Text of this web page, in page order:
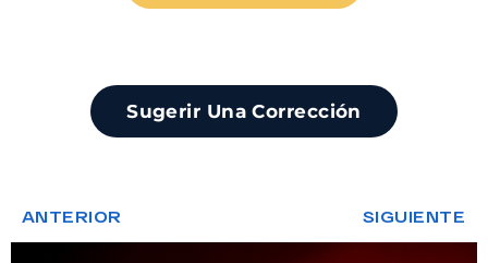
Sugerir Una Corrección
ANTERIOR SIGUIENTE